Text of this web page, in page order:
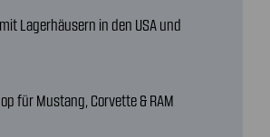
mit Lagerhäusern in den USA und
für Mustang, Corvette & RAM